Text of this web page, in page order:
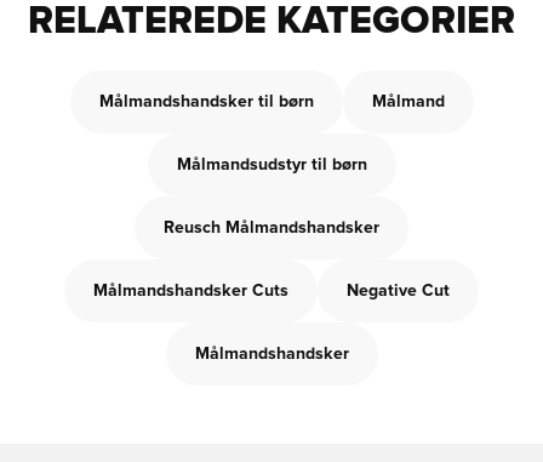
RELATEREDE KATEGORIER
Målmandshandsker til børn Målmand
Målmandsudstyr til børn
Reusch Målmandshandsker
Målmandshandsker Cuts Negative Cut
Målmandshandsker